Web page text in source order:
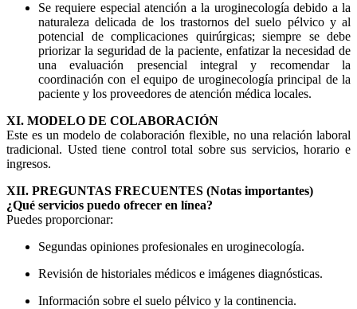
Se requiere especial atención a la uroginecología debido a la
naturaleza delicada de los trastornos del suelo pélvico y al
potencial de complicaciones quirúrgicas; siempre se debe
priorizar la seguridad de la paciente, enfatizar la necesidad de
una evaluación presencial integral y recomendar la
coordinación con el equipo de uroginecología principal de la
paciente y los proveedores de atención médica locales.
XI. MODELO DE COLABORACIÓN
Este es un modelo de colaboración flexible, no una relación laboral
tradicional. Usted tiene control total sobre sus servicios, horario e
ingresos.
XII. PREGUNTAS FRECUENTES (Notas importantes)
¿Qué servicios puedo ofrecer en línea?
Puedes proporcionar:
Segundas opiniones profesionales en uroginecología.
Revisión de historiales médicos e imágenes diagnósticas.
Información sobre el suelo pélvico y la continencia.